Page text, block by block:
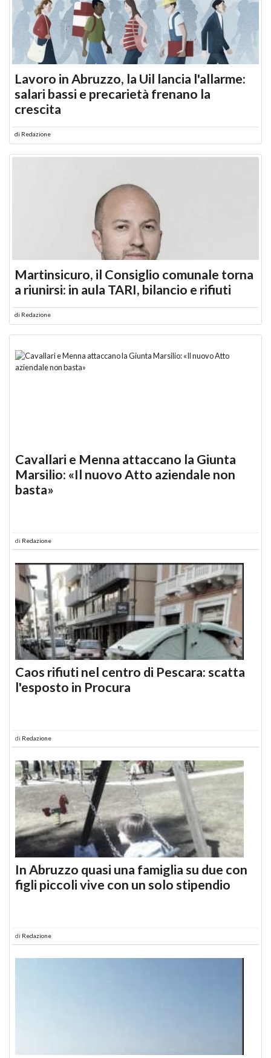
Lavoro in Abruzzo, la Uil lancia l'allarme:
salari bassi e precarietà frenano la
crescita
di Redazione
Martinsicuro, il Consiglio comunale torna
a riunirsi: in aula TARI, bilancio e rifiuti
di Redazione
Cavallari e Menna attaccano la Giunta
Marsilio: «Il nuovo Atto aziendale non
basta»
di Redazione
Caos rifiuti nel centro di Pescara: scatta
l'esposto in Procura
di Redazione
In Abruzzo quasi una famiglia su due con
figli piccoli vive con un solo stipendio
di Redazione